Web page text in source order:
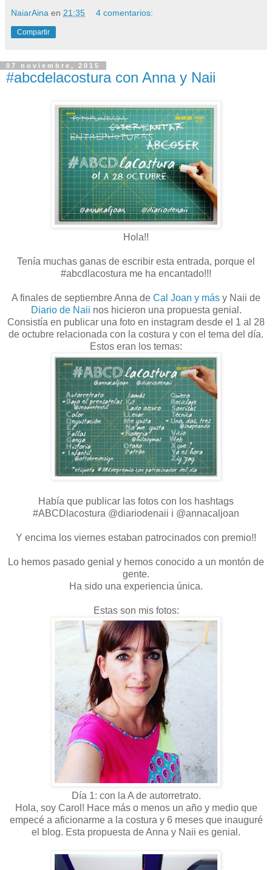
NaiarAina en 21:35 4 comentarios:
Compartir
07 noviembre, 2015
#abcdelacostura con Anna y Naii
Hola!!
Tenía muchas ganas de escribir esta entrada, porque el
#abcdlacostura me ha encantado!!!
A finales de septiembre Anna de Cal Joan y más y Naii de
Diario de Naii nos hicieron una propuesta genial.
Consistía en publicar una foto en instagram desde el 1 al 28
de octubre relacionada con la costura y con el tema del día.
Estos eran los temas:
Había que publicar las fotos con los hashtags
#ABCDlacostura @diariodenaii i @annacaljoan
Y encima los viernes estaban patrocinados con premio!!
Lo hemos pasado genial y hemos conocido a un montón de
gente.
Ha sido una experiencia única.
Estas son mis fotos:
Día 1: con la A de autorretrato.
Hola, soy Carol! Hace más o menos un año y medio que
empecé a aficionarme a la costura y 6 meses que inauguré
el blog. Esta propuesta de Anna y Naii es genial.